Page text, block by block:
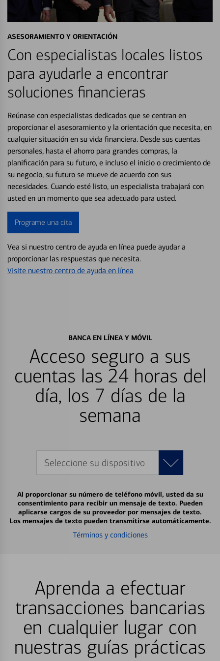
ASESORAMIENTO Y ORIENTACIÓN
Con especialistas locales listos
para ayudarle a encontrar
soluciones financieras
Reúnase con especialistas dedicados que se centran en
proporcionar el asesoramiento y la orientación que necesita, en
cualquier situación en su vida financiera. Desde sus cuentas
personales, hasta el ahorro para grandes compras, la
planificación para su futuro, e incluso el inicio o crecimiento de
su negocio, su futuro se mueve de acuerdo con sus
necesidades. Cuando esté listo, un especialista trabajará con
usted en un momento que sea adecuado para usted.
Programe una cita
Vea si nuestro centro de ayuda en línea puede ayudar a
proporcionar las respuestas que necesita.
Visite nuestro centro de ayuda en línea
BANCA EN LÍNEA Y MÓVIL
Acceso seguro a sus
cuentas las 24 horas del
día, los 7 días de la
semana
Seleccione su dispositivo
Al proporcionar su número de teléfono móvil, usted da su
consentimiento para recibir un mensaje de texto. Pueden
aplicarse cargos de su proveedor por mensajes de texto.
Los mensajes de texto pueden transmitirse automáticamente.
Términos y condiciones
Aprenda a efectuar
transacciones bancarias
en cualquier lugar con
nuestras guías prácticas